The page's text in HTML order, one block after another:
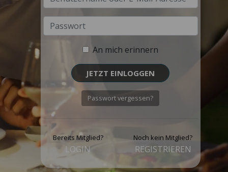
An mich erinnern
JETZT EINLOGGEN
Passwort vergessen?
Bereits Mitglied?
LOGIN
Noch kein Mitglied?
REGISTRIEREN